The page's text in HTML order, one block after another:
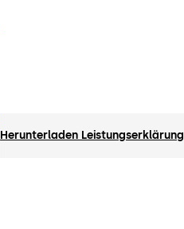
Herunterladen